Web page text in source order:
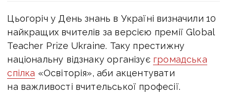
Цьогоріч у День знань в Україні визначили 10
найкращих вчителів за версією премії Global
Teacher Prize Ukraine. Таку престижну
національну відзнаку організує громадська
спілка «Освіторія», аби акцентувати
на важливості вчительської професії.